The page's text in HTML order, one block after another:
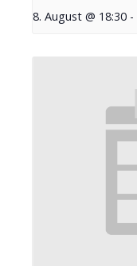
8. August @ 18:30 -